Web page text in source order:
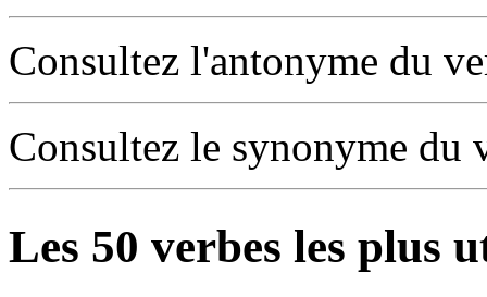
Consultez l'antonyme du
Consultez le synonyme du
Les 50 verbes les plus